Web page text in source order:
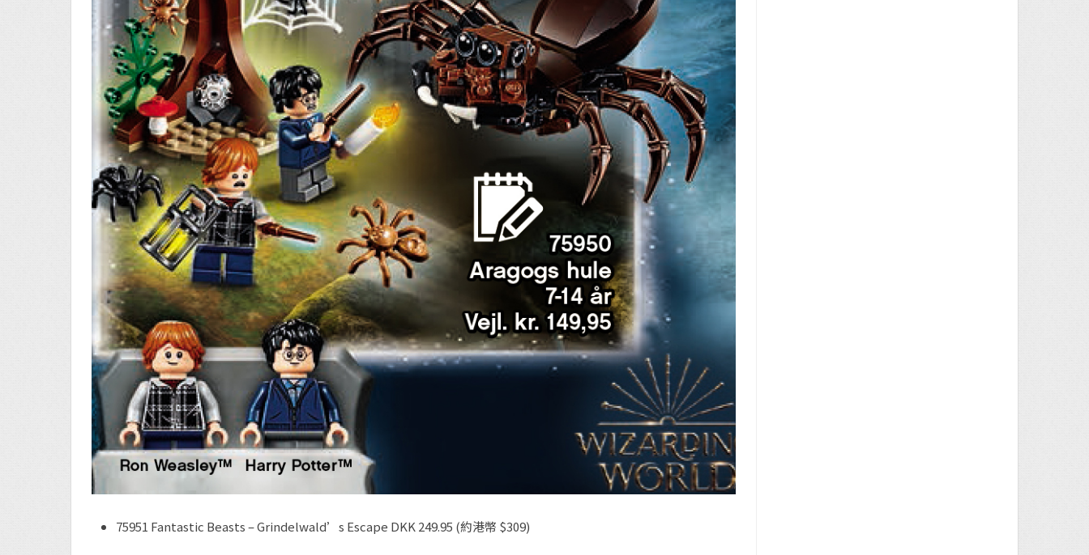
75951 Fantastic Beasts – Grindelwald’s Escape DKK 249.95 (約港幣 $309)